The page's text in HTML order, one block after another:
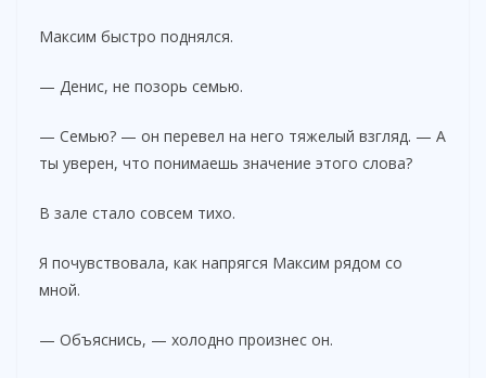
Максим быстро поднялся.
— Денис, не позорь семью.
— Семью? — он перевел на него тяжелый взгляд. — А
ты уверен, что понимаешь значение этого слова?
В зале стало совсем тихо.
Я почувствовала, как напрягся Максим рядом со
мной.
— Объяснись, — холодно произнес он.